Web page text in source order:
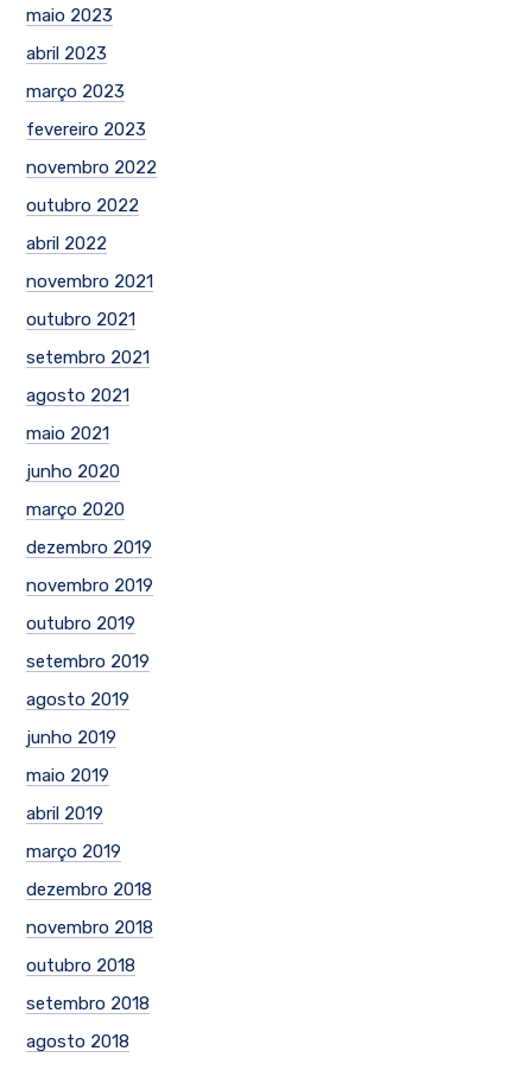
maio 2023
abril 2023
março 2023
fevereiro 2023
novembro 2022
outubro 2022
abril 2022
novembro 2021
outubro 2021
setembro 2021
agosto 2021
maio 2021
junho 2020
março 2020
dezembro 2019
novembro 2019
outubro 2019
setembro 2019
agosto 2019
junho 2019
maio 2019
abril 2019
março 2019
dezembro 2018
novembro 2018
outubro 2018
setembro 2018
agosto 2018